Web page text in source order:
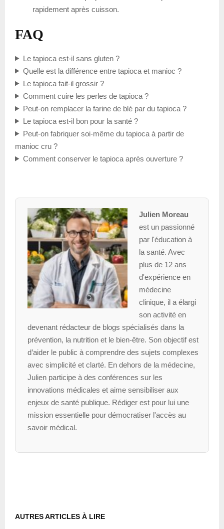
rapidement après cuisson.
FAQ
Le tapioca est-il sans gluten ?
Quelle est la différence entre tapioca et manioc ?
Le tapioca fait-il grossir ?
Comment cuire les perles de tapioca ?
Peut-on remplacer la farine de blé par du tapioca ?
Le tapioca est-il bon pour la santé ?
Peut-on fabriquer soi-même du tapioca à partir de
manioc cru ?
Comment conserver le tapioca après ouverture ?
Julien Moreau
est un passionné
par l'éducation à
la santé. Avec
plus de 12 ans
d'expérience en
médecine
clinique, il a élargi
son activité en
devenant rédacteur de blogs spécialisés dans la
prévention, la nutrition et le bien-être. Son objectif est
d’aider le public à comprendre des sujets complexes
avec simplicité et clarté. En dehors de la médecine,
Julien participe à des conférences sur les
innovations médicales et aime sensibiliser aux
enjeux de santé publique. Rédiger est pour lui une
mission essentielle pour démocratiser l'accès au
savoir médical.
AUTRES ARTICLES À LIRE